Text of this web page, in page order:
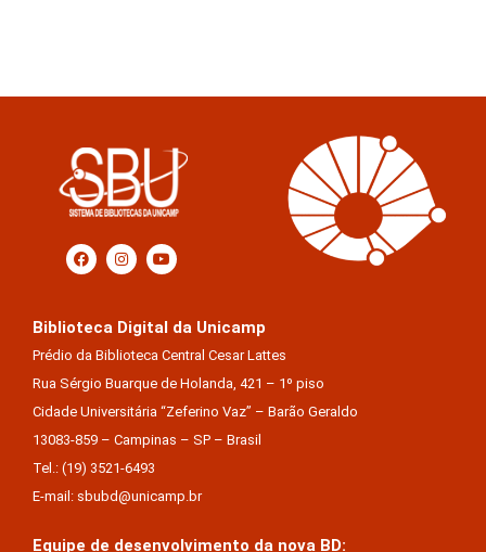
Biblioteca Digital da Unicamp
Prédio da Biblioteca Central Cesar Lattes
Rua Sérgio Buarque de Holanda, 421 – 1º piso
Cidade Universitária “Zeferino Vaz” – Barão Geraldo
13083-859 – Campinas – SP – Brasil
Tel.: (19) 3521-6493
E-mail: sbubd@unicamp.br
Equipe de desenvolvimento da nova BD: